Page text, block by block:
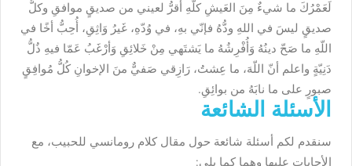
لَعَمْرُكَ ما شيءٌ مِنَ العَيشِ كلّهِ أقرُّ لعيني من صديقٍ موافقِ وكلُّ
صديقٍ ليسَ في اللهِ ودُّهُ فإنّي بهِ، في وُدّهِ، غَيرُ وَاثِقِ، أُحِبُّ أخًا في
اللّهِ ما صَحّ دينُهُ وَأُفْرِشُهُ ما يَشتَهي مِنْ خَلائِقِ وَأرْغَبُ عَمّا فيهِ ذُلُّ
دَنِيّةٍ واعلم أنّ اللّهَ، ما عِشتُ، رَازِقي صَفيٌّ منَ الإخوانِ كُلُّ مُوافِقٍ
صبورٍ على ما نابَهُ من بوائِقِ.
الأسئلة الشائعة
سنقدم لكم أسئلة شائعة حول مقال كلام رومانسي للحبيب، مع
الأجابات عليها وهما كما يلي: